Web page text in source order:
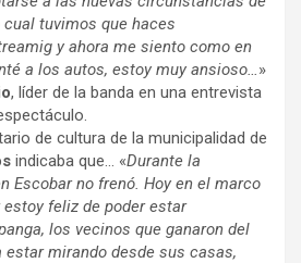
tuvimos que haces
y ahora me siento como en
a los autos, estoy muy ansioso…»
, líder de la banda en una entrevista
de cultura de la municipalidad de
indicaba que… «Durante la
Escobar no frenó. Hoy en el marco
feliz de poder estar
los vecinos que ganaron del
estar mirando desde sus casas,